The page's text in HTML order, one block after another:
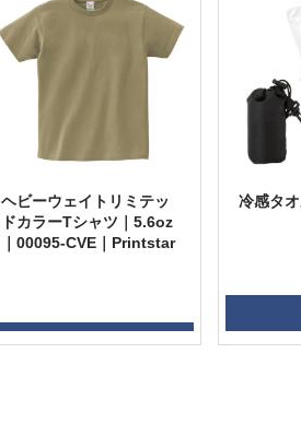
ヘビーウェイトリミテッ
ドカラーTシャツ｜5.6oz
｜00095-CVE｜Printstar
冷感タオ